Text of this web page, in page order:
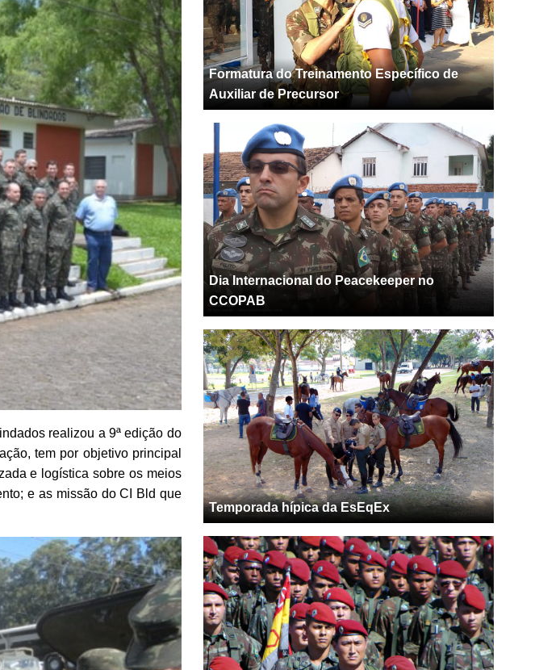
realizou a 9ª edição do
tem por objetivo principal
e logística sobre os meios
e as missão do CI Bld que
Formatura do Treinamento Específico de
Auxiliar de Precursor
Dia Internacional do Peacekeeper no
CCOPAB
Temporada hípica da EsEqEx